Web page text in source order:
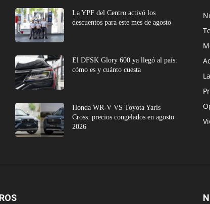
La YPF del Centro activó los
descuentos para este mes de agosto
El DFSK Glory 600 ya llegó al país:
cómo es y cuánto cuesta
Honda WR-V VS Toyota Yaris
Cross: precios congelados en agosto
2026